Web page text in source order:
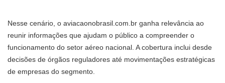
Nesse cenário, o aviacaonobrasil.com.br ganha relevância ao
reunir informações que ajudam o público a compreender o
funcionamento do setor aéreo nacional. A cobertura inclui desde
decisões de órgãos reguladores até movimentações estratégicas
de empresas do segmento.